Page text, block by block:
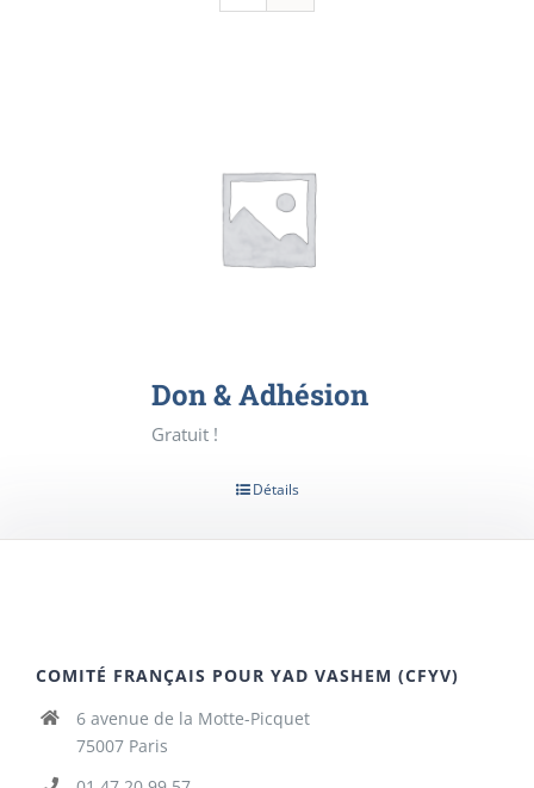
Don & Adhésion
Gratuit !
Détails
COMITÉ FRANÇAIS POUR YAD VASHEM (CFYV)
6 avenue de la Motte-Picquet
75007 Paris